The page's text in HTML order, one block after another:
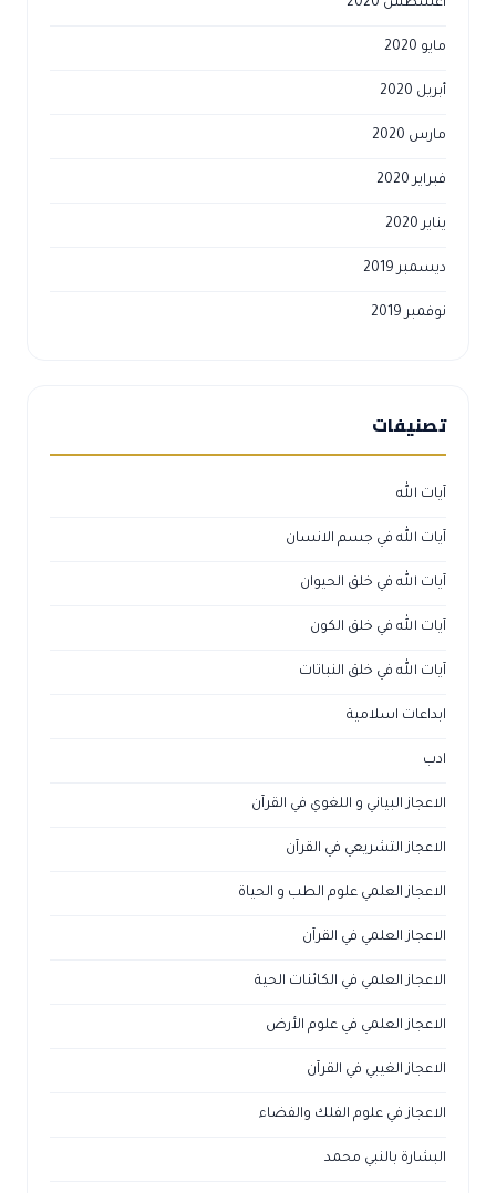
أغسطس 2020
مايو 2020
أبريل 2020
مارس 2020
فبراير 2020
يناير 2020
ديسمبر 2019
نوفمبر 2019
تصنيفات
آيات الله
آيات الله في جسم الانسان
آيات الله في خلق الحيوان
آيات الله في خلق الكون
آيات الله في خلق النباتات
ابداعات اسلامية
ادب
الاعجاز البياني و اللغوي في القرآن
الاعجاز التشريعي في القرآن
الاعجاز العلمي علوم الطب و الحياة
الاعجاز العلمي في القرآن
الاعجاز العلمي في الكائنات الحية
الاعجاز العلمي في علوم الأرض
الاعجاز الغيبي في القرآن
الاعجاز في علوم الفلك والفضاء
البشارة بالنبي محمد